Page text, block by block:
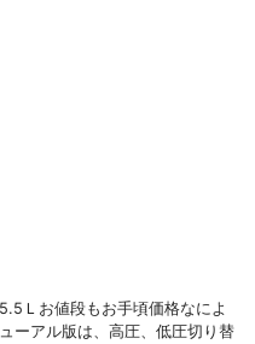
Ｌお値段もお手頃価格なによ
ーアル版は、高圧、低圧切り替